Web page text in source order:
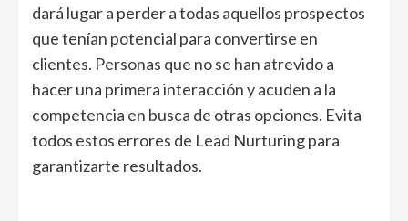
dará lugar a perder a todas aquellos prospectos
que tenían potencial para convertirse en
clientes. Personas que no se han atrevido a
hacer una primera interacción y acuden a la
competencia en busca de otras opciones. Evita
todos estos errores de Lead Nurturing para
garantizarte resultados.